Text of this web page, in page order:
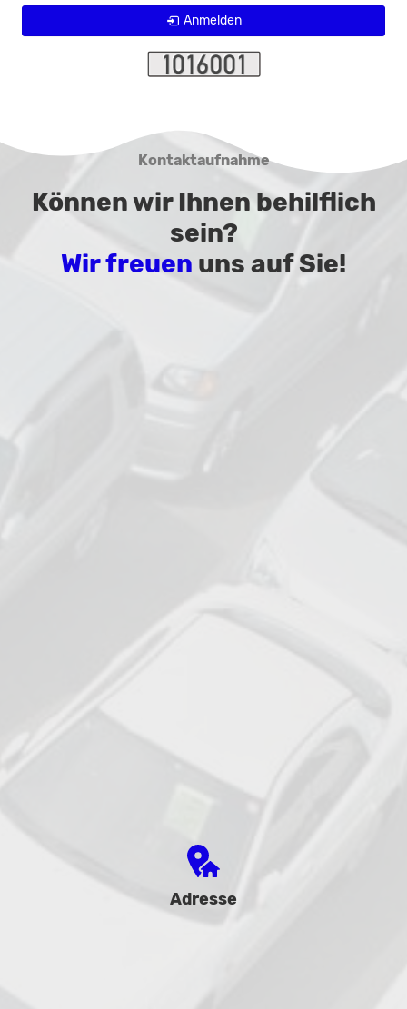
Anmelden
Kontaktaufnahme
Können wir Ihnen behilflich
sein?
Wir freuen uns auf Sie!
Adresse